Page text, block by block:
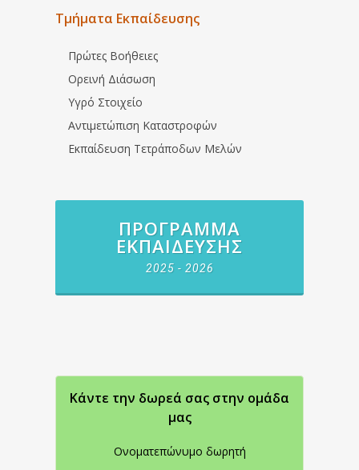
Τμήματα Εκπαίδευσης
Πρώτες Βοήθειες
Ορεινή Διάσωση
Υγρό Στοιχείο
Αντιμετώπιση Καταστροφών
Εκπαίδευση Τετράποδων Μελών
ΠΡΌΓΡΑΜΜΑ
ΕΚΠΑΊΔΕΥΣΗΣ
2025 - 2026
Κάντε την δωρεά σας στην oμάδα
μας
Ονοματεπώνυμο δωρητή